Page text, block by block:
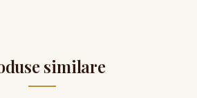
similare